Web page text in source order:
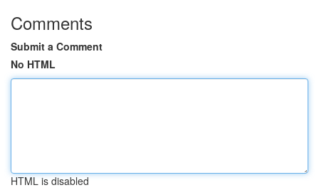
Comments
Submit a Comment
No HTML
HTML is disabled